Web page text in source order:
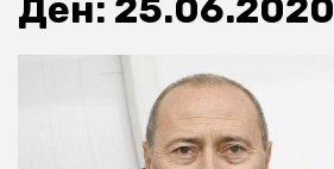
Ден: 25.06.2020